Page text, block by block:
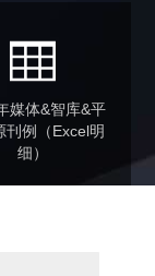
媒体&智库&平
刊例（Excel明
细）